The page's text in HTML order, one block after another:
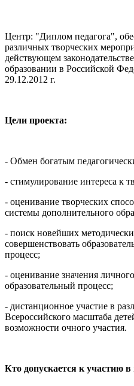
Центр: "Диплом педагога",
различных творческих
действующем
образовании в Российской
29.12.2012 г.
Цели проекта:
- Обмен богатым
- стимулирование интереса к
- оценивание творческих
системы дополнительного
- поиск новейших
совершенствовать
процесс;
- оценивание значения
образовательный процесс;
- дистанционное участие в
Всероссийского масштаба
возможности очного участия.
Кто допускается к участию